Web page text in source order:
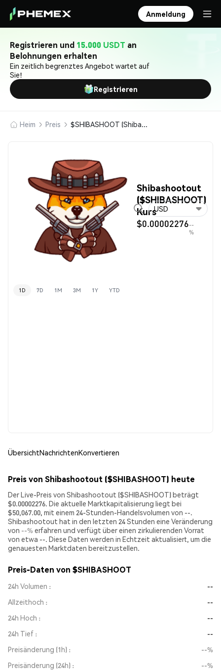
Anmeldung
Registrieren und 15.000 USDT an
Belohnungen erhalten
Ein zeitlich begrenztes Angebot wartet auf
Sie!
Registrieren
Heim Preis $SHIBASHOOT (Shibashootout)
Shibashootout
($SHIBASHOOT)
Kurs
$0.00002276--
%
USD
1D 7D 1M 3M 1Y YTD
ÜbersichtNachrichtenKonvertieren
Preis von Shibashootout ($SHIBASHOOT) heute
Der Live-Preis von Shibashootout ($SHIBASHOOT) beträgt
$0.00002276. Die aktuelle Marktkapitalisierung liegt bei
$50,067.00, mit einem 24-Stunden-Handelsvolumen von --.
Shibashootout hat in den letzten 24 Stunden eine Veränderung
von --% erfahren und verfügt über einen zirkulierenden Vorrat
von etwa --. Diese Daten werden in Echtzeit aktualisiert, um die
genauesten Marktdaten bereitzustellen.
Preis-Daten von $SHIBASHOOT
24h Volumen
--
Allzeithoch
--
24h Hoch
--
24h Tief
--
Preisänderung (1h)
--%
Preisänderung (24h)
--%